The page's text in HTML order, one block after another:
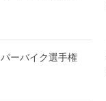
ーバイク選手権